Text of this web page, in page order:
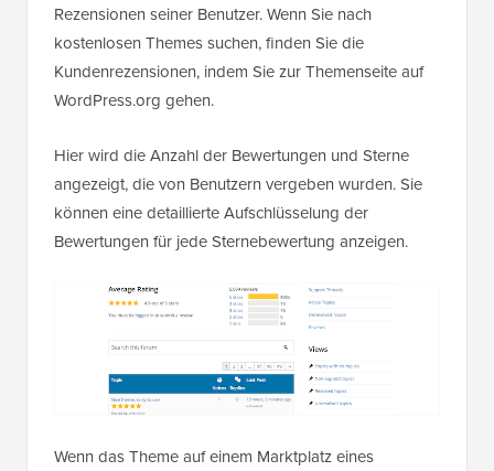
Rezensionen seiner Benutzer. Wenn Sie nach
kostenlosen Themes suchen, finden Sie die
Kundenrezensionen, indem Sie zur Themenseite auf
WordPress.org gehen.
Hier wird die Anzahl der Bewertungen und Sterne
angezeigt, die von Benutzern vergeben wurden. Sie
können eine detaillierte Aufschlüsselung der
Bewertungen für jede Sternebewertung anzeigen.
Wenn das Theme auf einem Marktplatz eines